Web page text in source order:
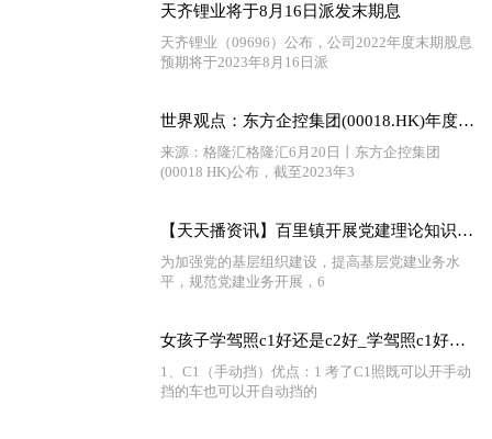
天齐锂业将于8月16日派发末期息
天齐锂业（09696）公布，公司2022年度末期股息
预期将于2023年8月16日派
世界观点：东方企控集团(00018.HK)年度纯利微降0.11%至1.67亿港元
来源：格隆汇格隆汇6月20日丨东方企控集团
(00018 HK)公布，截至2023年3
【天天播资讯】百里镇开展党建理论知识测试“把脉”党建员业务能力
为加强党的基层组织建设，提高基层党建业务水
平，规范党建业务开展，6
女孩子学驾照c1好还是c2好_学驾照c1好还是c2好
1、C1（手动挡）优点：1 考了C1照既可以开手动
挡的车也可以开自动挡的